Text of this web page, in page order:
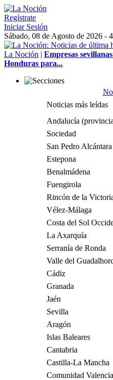
Regístrate
Iniciar Sesión
Sábado, 08 de Agosto de 2026 -
La Noción | Empresas
Honduras para...
Noticias más leídas
Andalucía
Sociedad
San Pedro Alcántara
Estepona
Benalmádena
Fuengirola
Rincón de la
Vélez-Málaga
Costa del Sol
La Axarquía
Serranía de Ronda
Valle del
Cádiz
Granada
Jaén
Sevilla
Aragón
Islas Baleares
Cantabria
Castilla-La Mancha
Comunidad